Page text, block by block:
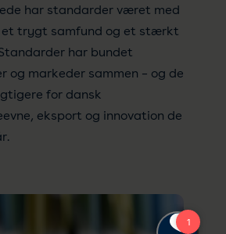
har standarder været med
trygt samfund og et stærkt
har bundet
og markeder sammen – og de
for dansk
eksport og innovation de